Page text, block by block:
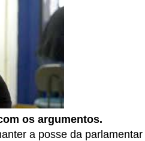
os argumentos.
a posse da parlamentar